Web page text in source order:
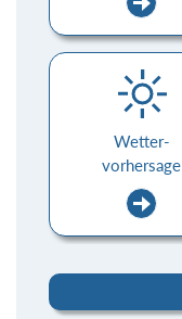
Wetter-
vorhersage